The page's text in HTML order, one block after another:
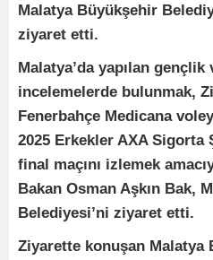
Malatya Büyükşehir
ziyaret etti.
Malatya’da yapılan
incelemelerde bulunmak,
Fenerbahçe Medicana
2025 Erkekler AXA Sigorta
final maçını izlemek
Bakan Osman Aşkın Bak,
Belediyesi’ni ziyaret etti.
Ziyarette konuşan Malatya